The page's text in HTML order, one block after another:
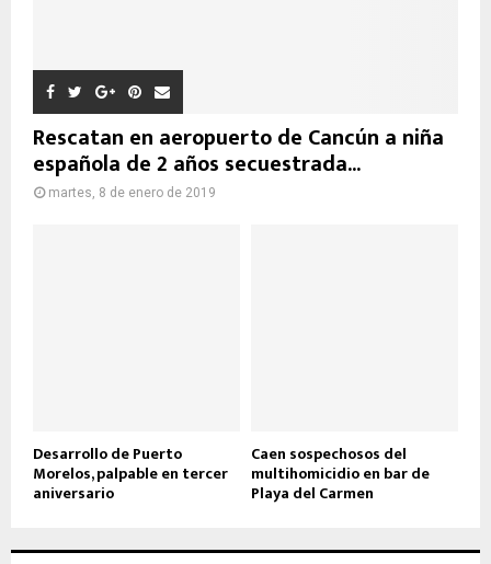
Rescatan en aeropuerto de Cancún a niña
española de 2 años secuestrada...
martes, 8 de enero de 2019
Desarrollo de Puerto
Morelos, palpable en tercer
aniversario
Caen sospechosos del
multihomicidio en bar de
Playa del Carmen